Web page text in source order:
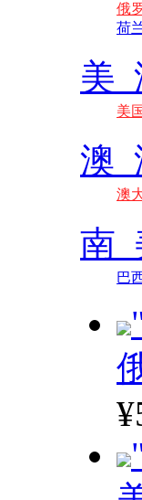
俄
荷
美
美国
澳
澳
南
巴